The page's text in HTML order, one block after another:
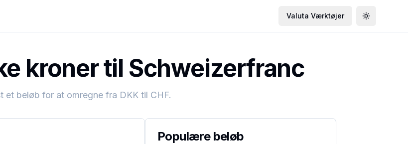
Valuta Værktøjer Toggle
kroner til Schweizerfranc
et beløb for at omregne fra DKK til CHF.
Populære beløb